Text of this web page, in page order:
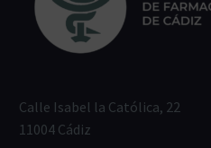
Calle Isabel la Católica, 22
11004 Cádiz